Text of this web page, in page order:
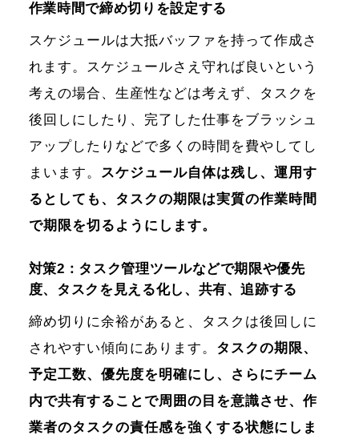
作業時間で締め切りを設定する
スケジュールは大抵バッファを持って作成さ
れます。スケジュールさえ守れば良いという
考えの場合、生産性などは考えず、タスクを
後回しにしたり、完了した仕事をブラッシュ
アップしたりなどで多くの時間を費やしてし
まいます。 スケジュール自体は残し、運用す
るとしても、タスクの期限は実質の作業時間
で期限を切るようにします。
対策2：タスク管理ツールなどで期限や優先
度、タスクを見える化し、共有、追跡する
締め切りに余裕があると、タスクは後回しに
されやすい傾向にあります。 タスクの期限、
予定工数、優先度を明確にし、さらにチーム
内で共有することで周囲の目を意識させ、作
業者のタスクの責任感を強くする状態にしま